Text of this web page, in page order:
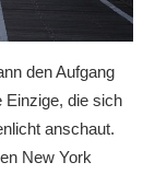
den Aufgang
Einzige, die sich
anschaut.
New York